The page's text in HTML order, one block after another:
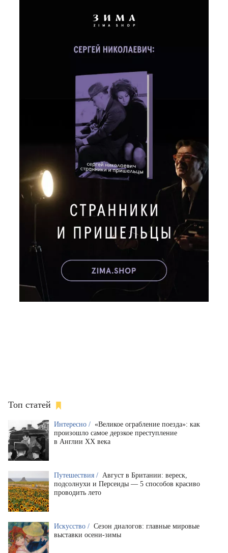
Топ статей
Интересно / «Великое ограбление поезда»: как
произошло самое дерзкое преступление
в Англии XX века
Путешествия / Август в Британии: вереск,
подсолнухи и Персеиды — 5 способов красиво
проводить лето
Искусство / Сезон диалогов: главные мировые
выставки осени-зимы